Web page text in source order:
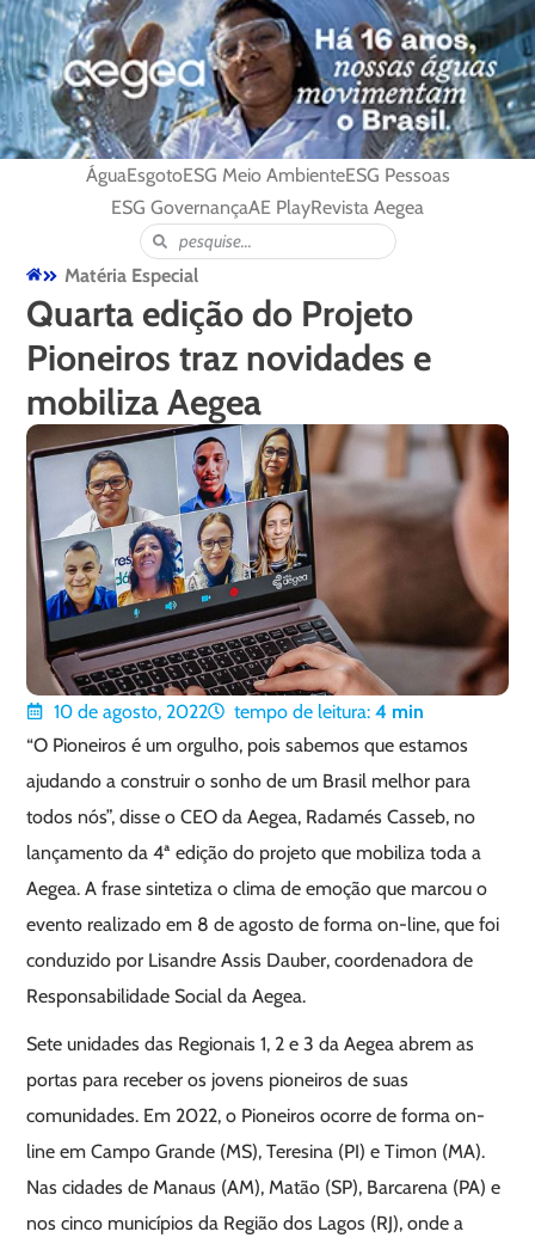
ÁguaEsgotoESG Meio AmbienteESG Pessoas
ESG GovernançaAE PlayRevista Aegea
Matéria Especial
Quarta edição do Projeto
Pioneiros traz novidades e
mobiliza Aegea
10 de agosto, 2022 tempo de leitura: 4 min
“O Pioneiros é um orgulho, pois sabemos que estamos
ajudando a construir o sonho de um Brasil melhor para
todos nós”, disse o CEO da Aegea, Radamés Casseb, no
lançamento da 4ª edição do projeto que mobiliza toda a
Aegea. A frase sintetiza o clima de emoção que marcou o
evento realizado em 8 de agosto de forma on-line, que foi
conduzido por Lisandre Assis Dauber, coordenadora de
Responsabilidade Social da Aegea.
Sete unidades das Regionais 1, 2 e 3 da Aegea abrem as
portas para receber os jovens pioneiros de suas
comunidades. Em 2022, o Pioneiros ocorre de forma on-
line em Campo Grande (MS), Teresina (PI) e Timon (MA).
Nas cidades de Manaus (AM), Matão (SP), Barcarena (PA) e
nos cinco municípios da Região dos Lagos (RJ), onde a